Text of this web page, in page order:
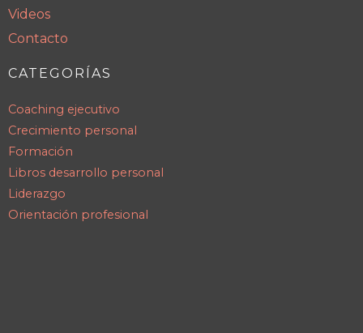
Videos
Contacto
CATEGORÍAS
Coaching ejecutivo
Crecimiento personal
Formación
Libros desarrollo personal
Liderazgo
Orientación profesional